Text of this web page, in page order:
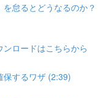
怠るとどうなるのか？
ロードはこちらから
するワザ (2:39)